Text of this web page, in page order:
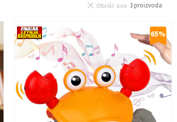
3 proizvoda
Obriši sve
65%